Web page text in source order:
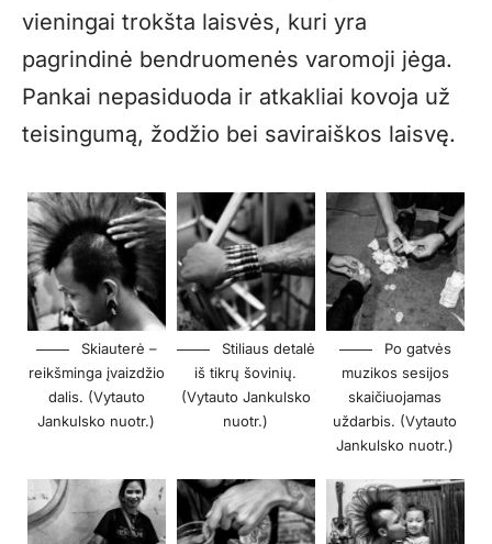
vieningai trokšta laisvės, kuri yra
pagrindinė bendruomenės varomoji jėga.
Pankai nepasiduoda ir atkakliai kovoja už
teisingumą, žodžio bei saviraiškos laisvę.
Skiauterė –
reikšminga įvaizdžio
dalis. (Vytauto
Jankulsko nuotr.)
Stiliaus detalė
iš tikrų šovinių.
(Vytauto Jankulsko
nuotr.)
Po gatvės
muzikos sesijos
skaičiuojamas
uždarbis. (Vytauto
Jankulsko nuotr.)